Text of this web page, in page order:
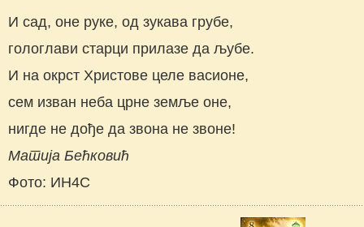
И сад, оне руке, од зукава грубе,
гологлави старци прилазе да љубе.
И на окрст Христове целе васионе,
сем изван неба црне земље оне,
нигде не дође да звона не звоне!
Матија Бећковић
Фото: ИН4С